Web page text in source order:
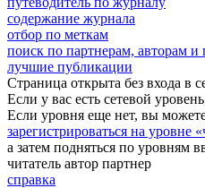
содержание журнала
отбор по меткам
поиск по партнерам, авторам и
лучшие публикации
Страница открыта без входа в
Если у вас есть сетевой
Если уровня еще нет, вы
зарегистрироваться на уровне
а затем подняться по уровням
читатель автор партнер
справка